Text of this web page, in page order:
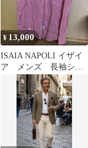
¥ 13,000
ISAIA NAPOLI イザイ
ア メンズ 長袖シャ
ツ 39 イタリア製